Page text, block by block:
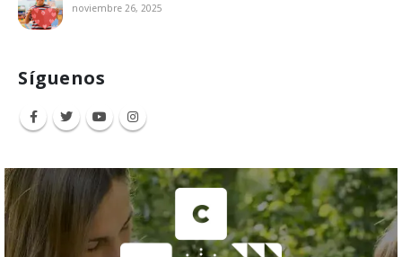
noviembre 26, 2025
Síguenos